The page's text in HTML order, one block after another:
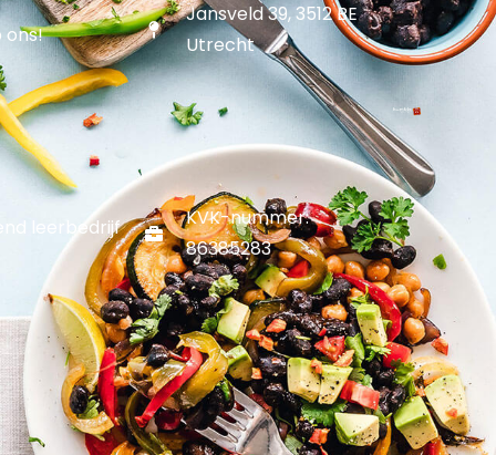
ons!
leerbedrijf
Jansveld 39, 3512 BE
Utrecht
KVK-nummer:
86385283